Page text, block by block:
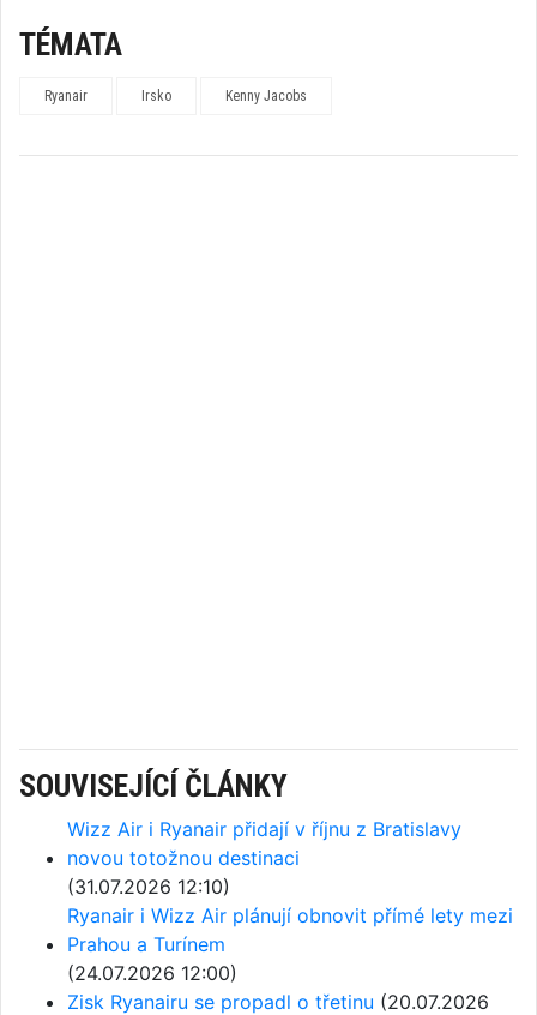
TÉMATA
Ryanair Irsko Kenny Jacobs
SOUVISEJÍCÍ ČLÁNKY
Wizz Air i Ryanair přidají v říjnu z Bratislavy
novou totožnou destinaci
(31.07.2026 12:10)
Ryanair i Wizz Air plánují obnovit přímé lety mezi
Prahou a Turínem
(24.07.2026 12:00)
Zisk Ryanairu se propadl o třetinu (20.07.2026